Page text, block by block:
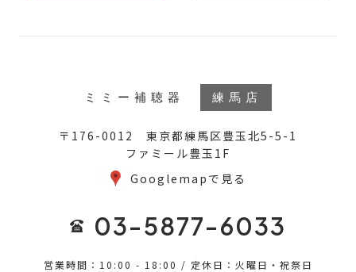
ミミー補聴器 練馬店
〒176-0012 東京都練馬区豊玉北5-5-1
ファミール豊玉1F
Googlemapで見る
03-5877-6033
営業時間：10:00 - 18:00 / 定休日：火曜日・祝祭日